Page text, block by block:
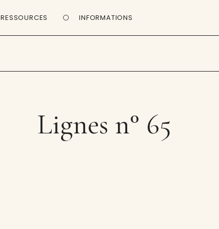
RESSOURCES INFORMATIONS
Lignes n° 65